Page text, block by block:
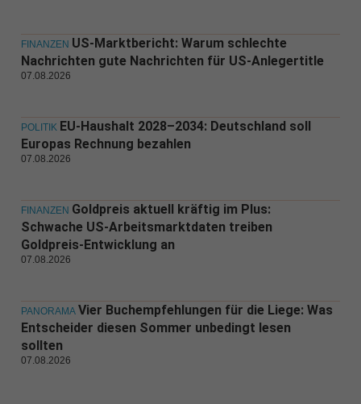
FINANZEN US-Marktbericht: Warum schlechte
Nachrichten gute Nachrichten für US-Anlegertitle
07.08.2026
POLITIK EU-Haushalt 2028–2034: Deutschland soll
Europas Rechnung bezahlen
07.08.2026
FINANZEN Goldpreis aktuell kräftig im Plus:
Schwache US-Arbeitsmarktdaten treiben
Goldpreis-Entwicklung an
07.08.2026
PANORAMA Vier Buchempfehlungen für die Liege: Was
Entscheider diesen Sommer unbedingt lesen
sollten
07.08.2026